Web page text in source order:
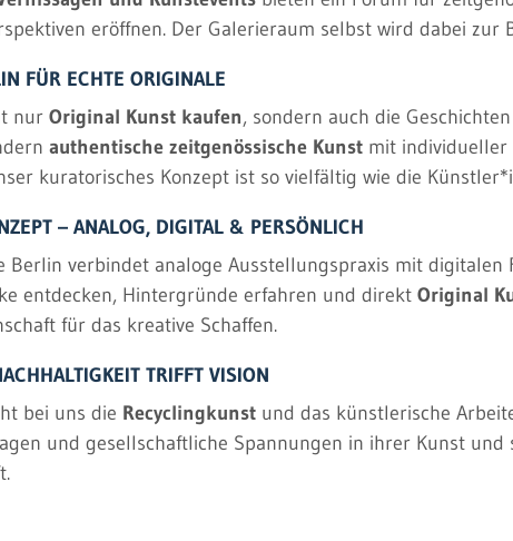
eröffnen. Der Galerieraum selbst wird dabei
FÜR ECHTE ORIGINALE
nur Original Kunst kaufen, sondern auch die
authentische zeitgenössische Kunst mit individueller
kuratorisches Konzept ist so vielfältig wie die
– ANALOG, DIGITAL & PERSÖNLICH
Berlin verbindet analoge Ausstellungspraxis mit
entdecken, Hintergründe erfahren und direkt Original
für das kreative Schaffen.
TRIFFT VISION
bei uns die Recyclingkunst und das künstlerische
und gesellschaftliche Spannungen in ihrer Kunst und